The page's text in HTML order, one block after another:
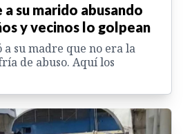
su marido abusando
y vecinos lo golpean
a su madre que no era la
de abuso. Aquí los